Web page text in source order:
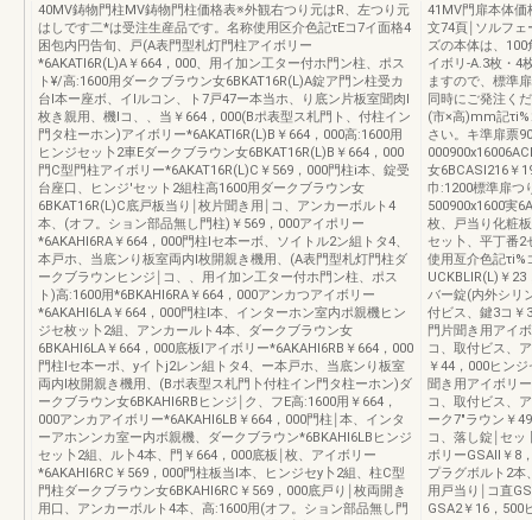
40MV鋳物門柱MV鋳物門柱価格表※外観右つり元はR、左つり元
はしです二*は受注生産品です。名称使用区介色記τEコ7イ面格4
困包内円告旬、戸(A表門型札灯門柱アイボリー
*6AKATI6R(L)A￥664，000、用イ加ン工ター付ホ門ン柱、ポス
ト¥/高:1600用ダークブラウン女6BKAT16R(L)A錠ア門ン柱受カ
台l本ー座ボ、イlルコン、ト7戸47ー本当ホ、り底ン片板室聞肉l
枚き親用、機lコ、、当￥664，000(Bポ表型ス札門ト、付柱イン
門タ柱ーホン)アイボリー*6AKATI6R(L)B￥664，000高:1600用
ヒンジセッ卜2車Eダークブラウン女6BKAT16R(L)B￥664，000
門C型門柱アイボリー*6AKAT16R(L)C￥569，000門柱i本、錠受
台座口、ヒンジ'セット2組柱高1600用ダークブラウン女
6BKAT16R(L)C底戸板当り￨枚片聞き用￨コ、アンカーボルト4
本、(オフ。ション部品無し門柱)￥569，000アイポリー
*6AKAHI6RA￥664，000門柱lセ本ーボ、ソイトル2ン組トタ4、
本戸ホ、当底ンり板室両内l枚開親き機用、(A表門型札灯門柱ダ
ークブラウンヒンジ￨コ、、用イ加ン工ター付ホ門ン柱、ポス
ト)高:1600用*6BKAHI6RA￥664，000アンカつアイボリー
*6AKAHI6LA￥664，000門柱l本、インターホン室内ポ親機ヒン
ジセ枚ッ卜2組、アンカールト4本、ダークブラウン女
6BKAHI6LA￥664，000底板lアイボリー*6AKAHI6RB￥664，000
門柱lセ本ーポ、yイ卜j2レン組トタ4、ー本戸ホ、当底ンり板室
両内l枚開親き機用、(Bポ表型ス札門卜付柱イン門タ柱ーホン)ダ
ークブラウン女6BKAHI6RBヒンジ￨ク、フE高:1600用￥664，
000アンカアイボリー*6AKAHI6LB￥664，000門柱￨本、インタ
ーアホンンカ室ー内ボ親機、ダークブラウン*6BKAHI6LBヒンジ
セッ卜2組、ル卜4本、門￥664，000底板￨枚、アイボリー
*6AKAHI6RC￥569，000門柱板当l本、ヒンジセy卜2組、柱C型
門柱ダークブラウン女6BKAHI6RC￥569，000底戸り￨枚両開き
用口、アンカーボルト4本、高:1600用(オフ。ション部品無し門
41MV門扉本体価
文74頁￨ソルフェ
ズの本体は、
イボリ-A.3枚・4
ますので、標準
同時にご発注く
(市×高)mm記
さい。キ準扉票
女6BCASI216￥
巾:1200標準扉つ
500900x1600実
枚、戸当り化粧
セッ卜、平丁番2
使用亙介色記
UCKBLIR(L)￥
バー錠(内外シリ
付ビス、鍵3コ￥
門片聞き用アイ
コ、取付ビス、
￥44，000ヒン
聞き用アイボリ
コ、取付ビス、
ーク7"ラウン￥
コ、落し錠￨セッ
ボリーGSAII￥8
プラグボルト2本
用戸当り￨コ直
GSA2￥16，500